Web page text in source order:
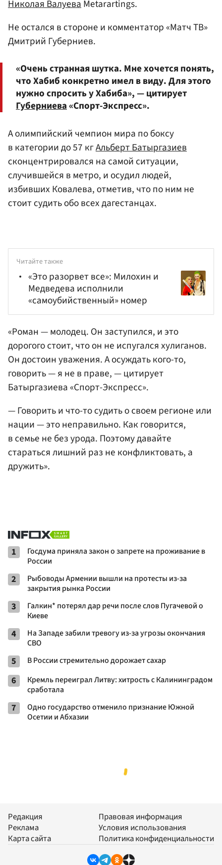
Николая ВалуеваMetarartings.
Не остался в стороне и комментатор «Матч ТВ»
Дмитрий Губерниев.
«Очень странная шутка. Мне хочется понять,
что Хабиб конкретно имел в виду. Для этого
нужно спросить у Хабиба», — цитирует
Губерниева«Спорт-Экспресс».
А олимпийский чемпион мира по боксу
в категории до 57 кгАльберт Батыргазиев
сконцентрировался на самой ситуации,
случившейся в метро, и осудил людей,
избивших Ковалева, отметив, что по ним не
стоит судить обо всех дагестанцах.
Читайте также
«Это разорвет все»: Милохин и
Медведева исполнили
«самоубийственный» номер
«Роман — молодец. Он заступился, и это
дорогого стоит, что он не испугался хулиганов.
Он достоин уважения. А осуждать кого-то,
говорить — я не в праве, — цитирует
Батыргазиева «Спорт-Экспресс».
— Говорить и что-то судить о своем регионе или
нации — это неправильно. Как говорится,
в семье не без урода. Поэтому давайте
стараться лишний раз не конфликтовать, а
дружить».
1
Госдума приняла закон о запрете на проживание в
России
2
Рыбоводы Армении вышли на протесты из-за
закрытия рынка России
3
Галкин* потерял дар речи после слов Пугачевой о
Киеве
4
На Западе забили тревогу из-за угрозы окончания
СВО
5 В России стремительно дорожает сахар
6
Кремль переиграл Литву: хитрость с Калининградом
сработала
7
Одно государство отменило признание Южной
Осетии и Абхазии
Редакция
Реклама
Карта сайта
Правовая информация
Условия использования
Политика конфиденциальности